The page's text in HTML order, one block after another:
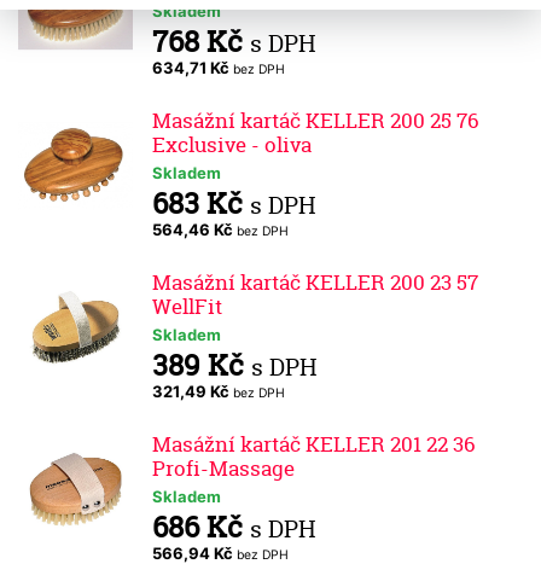
Skladem
768 Kč s DPH
634,71 Kč bez DPH
Masážní kartáč KELLER 200 25 76
Exclusive - oliva
Skladem
683 Kč s DPH
564,46 Kč bez DPH
Masážní kartáč KELLER 200 23 57
WellFit
Skladem
389 Kč s DPH
321,49 Kč bez DPH
Masážní kartáč KELLER 201 22 36
Profi-Massage
Skladem
686 Kč s DPH
566,94 Kč bez DPH